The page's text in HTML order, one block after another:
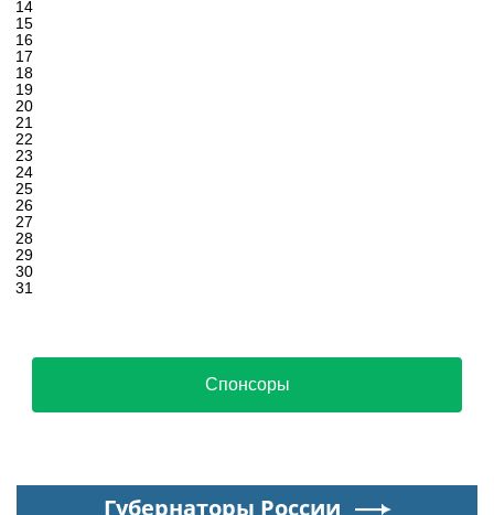
14
15
16
17
18
19
20
21
22
23
24
25
26
27
28
29
30
31
Спонсоры
Губернаторы России